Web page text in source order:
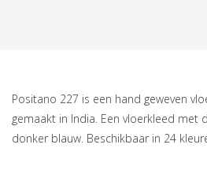
Positano 227 is een hand geweven
gemaakt in India. Een vloerkleed met
donker blauw. Beschikbaar in 24